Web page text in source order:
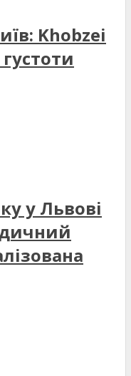
Khobzei
у Львові